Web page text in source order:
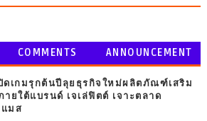
COMMENTS ANNOUNCEMENT
ปิดเกมรุกต้นปีลุยธุรกิจใหม่ผลิตภัณฑ์เสริม
ายใต้แบรนด์ เจเล่ฟิตต์ เจาะตลาด
แมส